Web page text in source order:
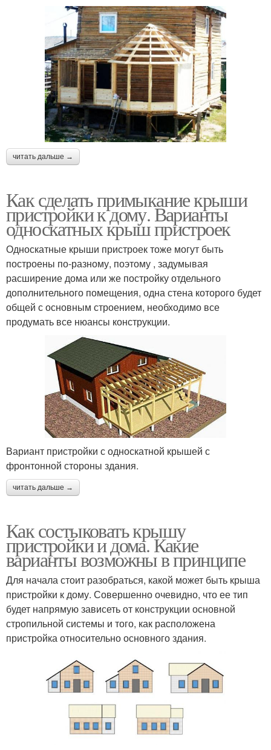
читать дальше →
Как сделать примыкание крыши
пристройки к дому. Варианты
односкатных крыш пристроек
Односкатные крыши пристроек тоже могут быть
построены по-разному, поэтому , задумывая
расширение дома или же постройку отдельного
дополнительного помещения, одна стена которого будет
общей с основным строением, необходимо все
продумать все нюансы конструкции.
Вариант пристройки с односкатной крышей с
фронтонной стороны здания.
читать дальше →
Как состыковать крышу
пристройки и дома. Какие
варианты возможны в принципе
Для начала стоит разобраться, какой может быть крыша
пристройки к дому. Совершенно очевидно, что ее тип
будет напрямую зависеть от конструкции основной
стропильной системы и того, как расположена
пристройка относительно основного здания.